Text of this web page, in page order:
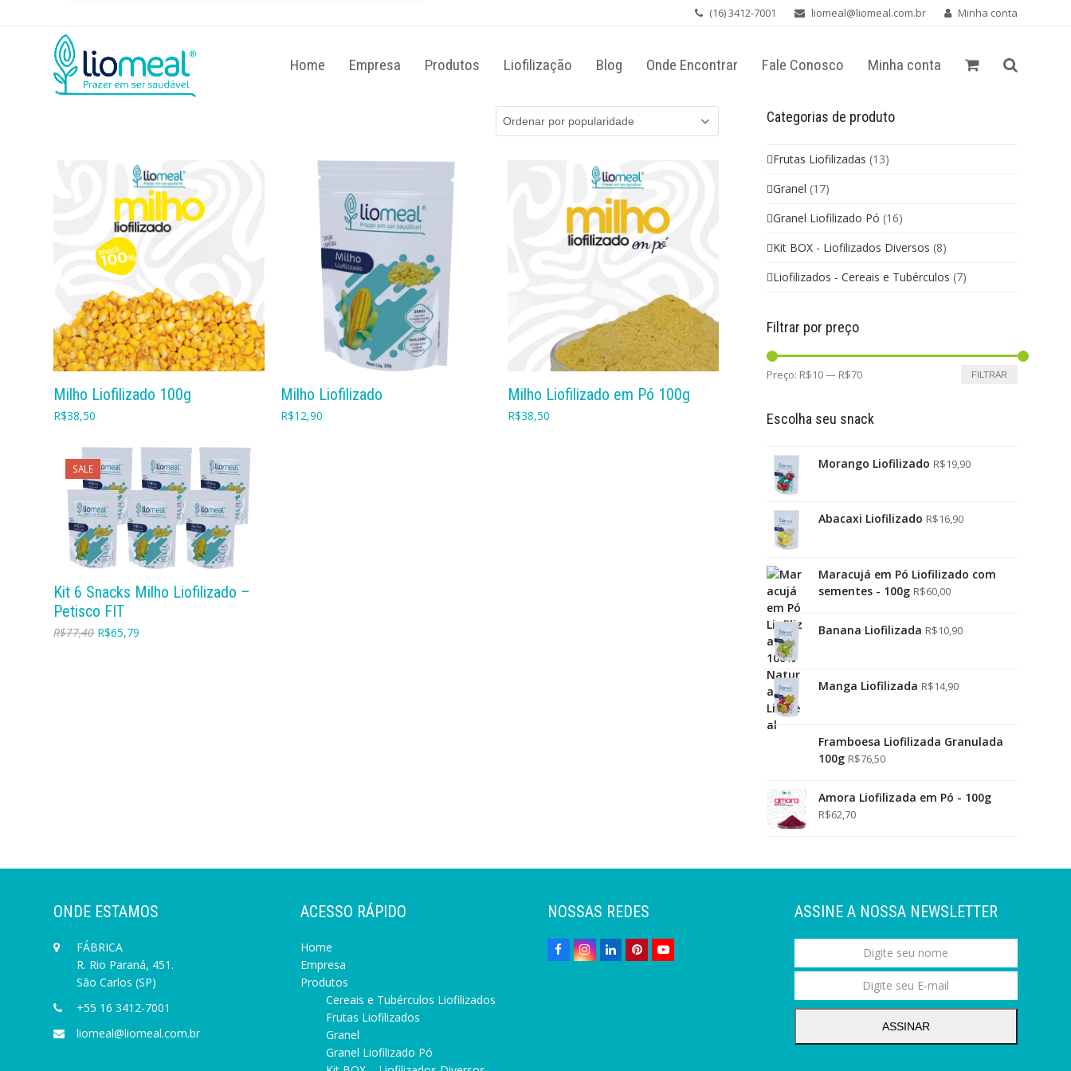
Powered by SendPulse
(16) 3412-7001 liomeal@liomeal.com.br Minha conta
Home Empresa Produtos Liofilização Blog Onde Encontrar Fale Conosco Minha conta
COMPRAR
Milho Liofilizado 100g
R$38,50
COMPRAR
Milho Liofilizado
R$12,90
COMPRAR
Milho Liofilizado em Pó 100g
R$38,50
SALE
COMPRAR
Kit 6 Snacks Milho Liofilizado –
Petisco FIT
R$77,40 R$65,79
Categorias de produto
Frutas Liofilizadas (13)
Granel (17)
Granel Liofilizado Pó (16)
Kit BOX - Liofilizados Diversos (8)
Liofilizados - Cereais e Tubérculos (7)
Filtrar por preço
FILTRAR
Preço: R$10— R$70
Escolha seu snack
Morango Liofilizado R$19,90
Abacaxi Liofilizado R$16,90
Maracujá em Pó Liofilizado com
sementes - 100g R$60,00
Banana Liofilizada R$10,90
Manga Liofilizada R$14,90
Framboesa Liofilizada Granulada
100g R$76,50
Amora Liofilizada em Pó - 100g
R$62,70
ONDE ESTAMOS
FÁBRICA
R. Rio Paraná, 451.
São Carlos (SP)
+55 16 3412-7001
liomeal@liomeal.com.br
ACESSO RÁPIDO
Home
Empresa
Produtos
Cereais e Tubérculos Liofilizados
Frutas Liofilizados
Granel
Granel Liofilizado Pó
NOSSAS REDES ASSINE A NOSSA NEWSLETTER
ASSINAR